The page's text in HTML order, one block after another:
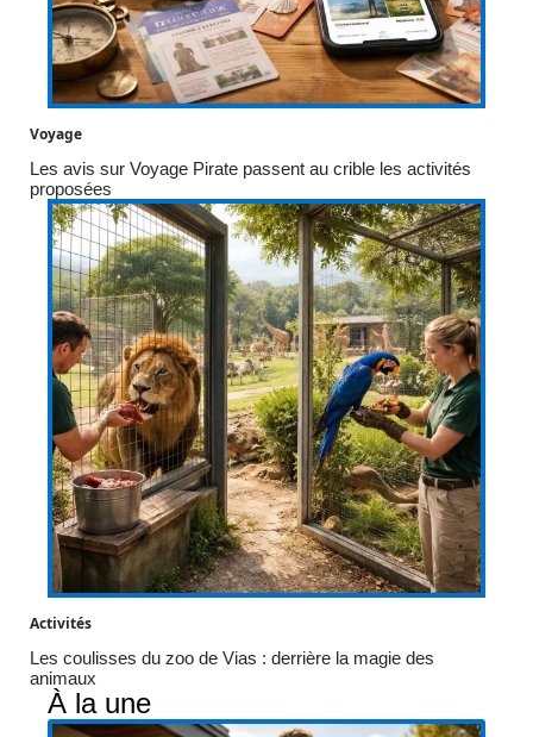
Voyage
Les avis sur Voyage Pirate passent au crible les activités
proposées
Activités
Les coulisses du zoo de Vias : derrière la magie des
animaux
À la une